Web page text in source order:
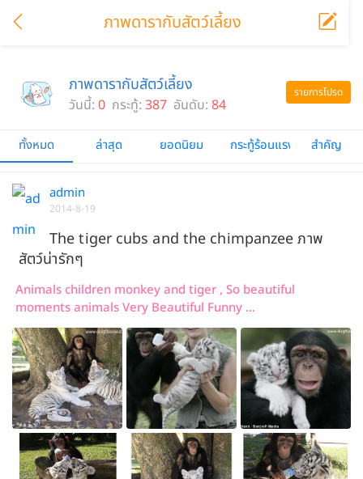
ภาพดารากับสัตว์เลี้ยง
รายการโปรด
ภาพดารากับสัตว์เลี้ยง
วันนี้: 0 กระทู้: 387 อันดับ: 84
ทั้งหมด ล่าสุด ยอดนิยม กระทู้ร้อนแรง สำคัญ
admin
2014-8-19
The tiger cubs and the chimpanzee ภาพ
สัตว์น่ารักๆ
Animals children monkey and tiger , So beautiful
moments animals Very Beautiful Funny ...